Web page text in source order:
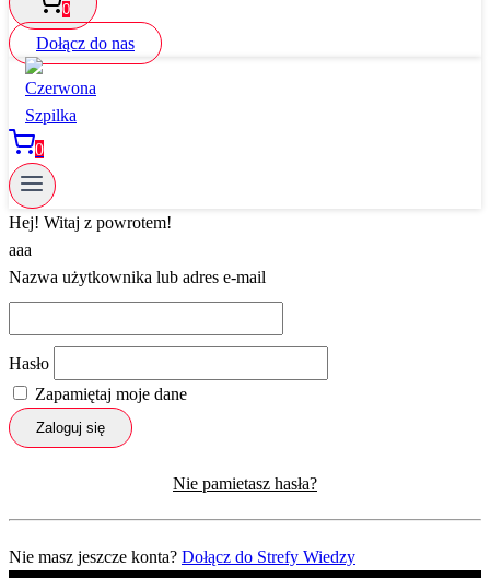
0
Dołącz do nas
0
Hej! Witaj z powrotem!
aaa
Nazwa użytkownika lub adres e-mail
Hasło
Zapamiętaj moje dane
Zaloguj się
Nie pamietasz hasła?
Nie masz jeszcze konta? Dołącz do Strefy Wiedzy